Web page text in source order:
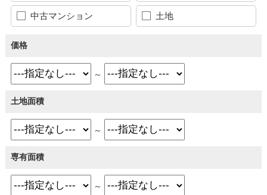
中古マンション 土地
価格
～
土地面積
～
専有面積
～